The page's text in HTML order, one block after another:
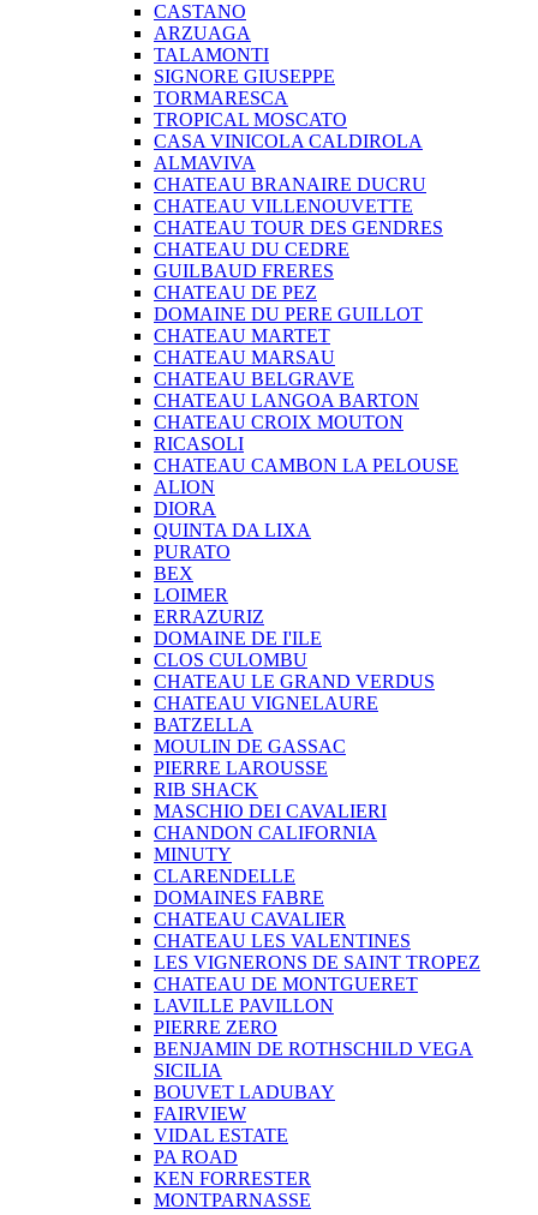
CASTANO
ARZUAGA
TALAMONTI
SIGNORE GIUSEPPE
TORMARESCA
TROPICAL MOSCATO
CASA VINICOLA CALDIROLA
ALMAVIVA
CHATEAU BRANAIRE DUCRU
CHATEAU VILLENOUVETTE
CHATEAU TOUR DES GENDRES
CHATEAU DU CEDRE
GUILBAUD FRERES
CHATEAU DE PEZ
DOMAINE DU PERE GUILLOT
CHATEAU MARTET
CHATEAU MARSAU
CHATEAU BELGRAVE
CHATEAU LANGOA BARTON
CHATEAU CROIX MOUTON
RICASOLI
CHATEAU CAMBON LA PELOUSE
ALION
DIORA
QUINTA DA LIXA
PURATO
BEX
LOIMER
ERRAZURIZ
DOMAINE DE I'ILE
CLOS CULOMBU
CHATEAU LE GRAND VERDUS
CHATEAU VIGNELAURE
BATZELLA
MOULIN DE GASSAC
PIERRE LAROUSSE
RIB SHACK
MASCHIO DEI CAVALIERI
CHANDON CALIFORNIA
MINUTY
CLARENDELLE
DOMAINES FABRE
CHATEAU CAVALIER
CHATEAU LES VALENTINES
LES VIGNERONS DE SAINT TROPEZ
CHATEAU DE MONTGUERET
LAVILLE PAVILLON
PIERRE ZERO
BENJAMIN DE ROTHSCHILD VEGA
SICILIA
BOUVET LADUBAY
FAIRVIEW
VIDAL ESTATE
PA ROAD
KEN FORRESTER
MONTPARNASSE